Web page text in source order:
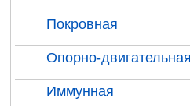
Покровная
Опорно-
Иммунная